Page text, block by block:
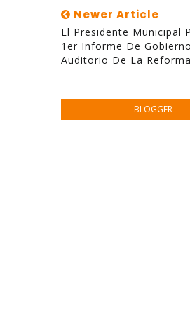
Newer Article
El Presidente Municipal
1er Informe De
Auditorio De La Reforma
BLOGGER